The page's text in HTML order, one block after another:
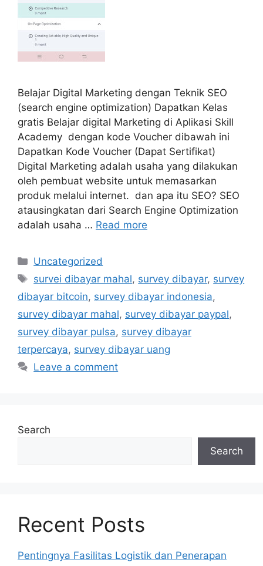
Belajar Digital Marketing dengan Teknik SEO
(search engine optimization) Dapatkan Kelas
gratis Belajar digital Marketing di Aplikasi Skill
Academy dengan kode Voucher dibawah ini
Dapatkan Kode Voucher (Dapat Sertifikat)
Digital Marketing adalah usaha yang dilakukan
oleh pembuat website untuk memasarkan
produk melalui internet. dan apa itu SEO? SEO
atausingkatan dari Search Engine Optimization
adalah usaha … Read more
Categories
Uncategorized
Tags
survei dibayar mahal, survey dibayar, survey
dibayar bitcoin, survey dibayar indonesia,
survey dibayar mahal, survey dibayar paypal,
survey dibayar pulsa, survey dibayar
terpercaya, survey dibayar uang
Leave a comment
Search
Search
Recent Posts
Pentingnya Fasilitas Logistik dan Penerapan